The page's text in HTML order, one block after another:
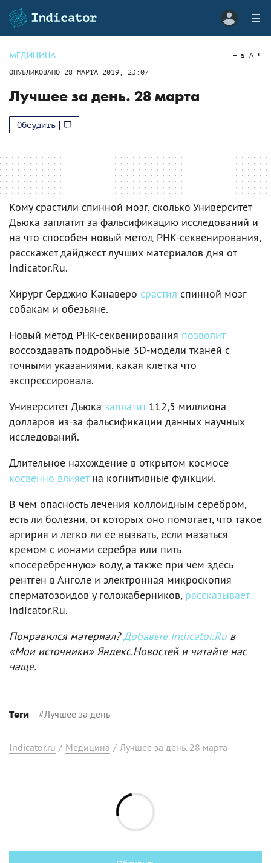
МЕДИЦИНА
ОПУБЛИКОВАНО 28 МАРТА 2019, 23:07
a A
Лучшее за день. 28 марта
Обсудить
Кому срастили спинной мозг, сколько Университет
Дьюка заплатит за фальсификацию исследований и
на что способен новый метод РНК-секвенирования,
расскажет дайджест лучших материалов дня от
Indicator.Ru.
Хирург Серджио Канаверо срастил спинной мозг
собакам и обезьяне.
Новый метод РНК-секвенирования позволит
воссоздавать подробные 3D-модели тканей с
точными указаниями, какая клетка что
экспрессировала.
Университет Дьюка заплатит112,5 миллиона
долларов из-за фальсификации данных научных
исследований.
Длительное нахождение в открытом космосе
косвенно влияетна когнитивные функции.
В чем опасность лечения коллоидным серебром,
есть ли болезни, от которых оно помогает, что такое
аргирия и легко ли ее вызвать, если мазаться
кремом с ионами серебра или пить
«посеребренную» воду, а также при чем здесь
рентген в Анголе и электронная микроскопия
сперматозоидов у голожаберников, рассказывает
Indicator.Ru.
Понравился материал?Добавьте Indicator.Ruв
«Мои источники» Яндекс.Новостей и читайте нас
чаще.
Теги #Лучшее за день
Indicator.ru / Медицина / Лучшее за день. 28 марта